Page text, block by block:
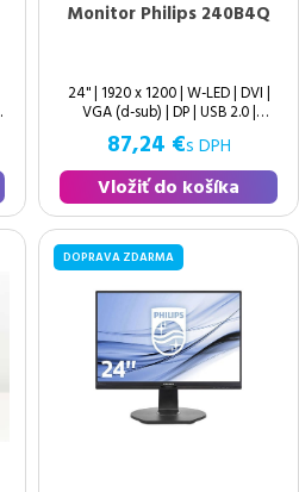
Monitor Philips 240B4Q
24" | 1920 x 1200 | W-LED | DVI |
VGA (d-sub) | DP | USB 2.0 |
Speakers | 16:10 | Zachovalý |
Black
87,24 €s DPH
Vložiť do košíka
DOPRAVA ZDARMA